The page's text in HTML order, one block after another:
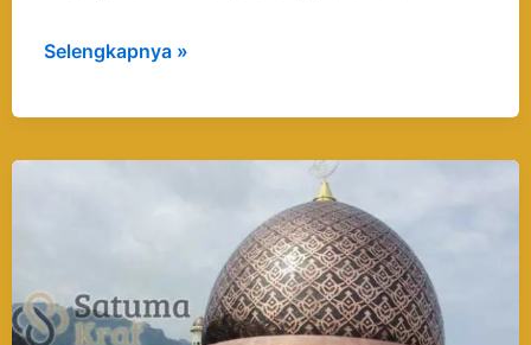
Selengkapnya »
Boyolali
Terbaik